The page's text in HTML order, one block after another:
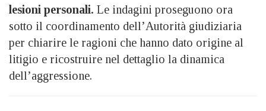
lesioni personali. Le indagini proseguono ora
sotto il coordinamento dell’Autorità giudiziaria
per chiarire le ragioni che hanno dato origine al
litigio e ricostruire nel dettaglio la dinamica
dell’aggressione.